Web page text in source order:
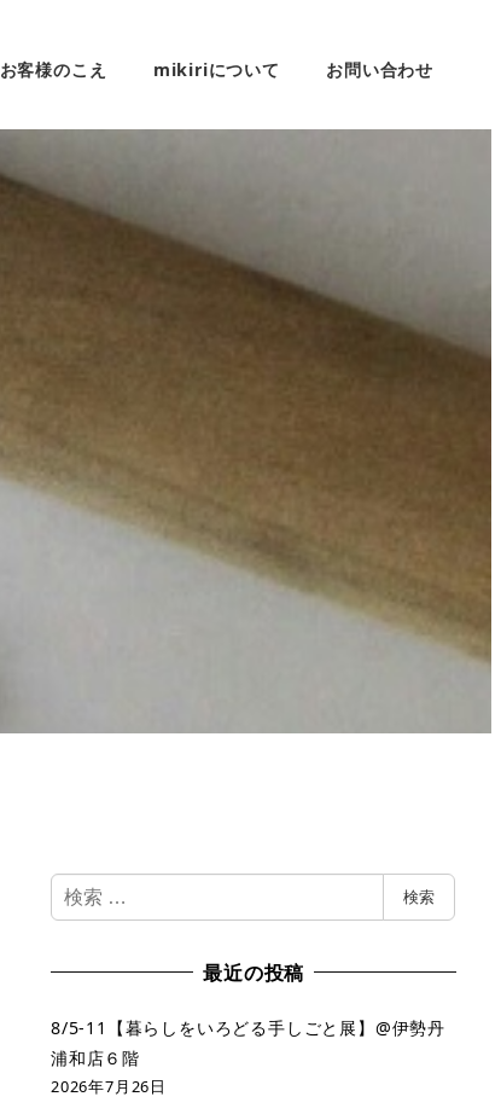
お客様のこえ mikiriについて お問い合わせ
検
索
検索
最近の投稿
8/5-11【暮らしをいろどる手しごと展】@伊勢丹
浦和店６階
2026年7月26日